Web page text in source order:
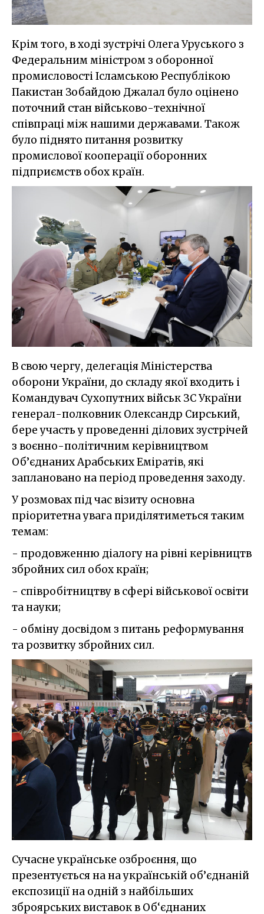
Крім того, в ході зустрічі Олега Уруського з
Федеральним міністром з оборонної
промисловості Ісламською Республікою
Пакистан Зобайдою Джалал було оцінено
поточний стан військово-технічної
співпраці між нашими державами. Також
було піднято питання розвитку
промислової кооперації оборонних
підприємств обох країн.
В свою чергу, делегація Міністерства
оборони України, до складу якої входить і
Командувач Сухопутних військ ЗС України
генерал-полковник Олександр Сирський,
бере участь у проведенні ділових зустрічей
з воєнно-політичним керівництвом
Об’єднаних Арабських Еміратів, які
заплановано на період проведення заходу.
У розмовах під час візиту основна
пріоритетна увага приділятиметься таким
темам:
- продовженню діалогу на рівні керівництв
збройних сил обох країн;
- співробітництву в сфері військової освіти
та науки;
- обміну досвідом з питань реформування
та розвитку збройних сил.
Сучасне українське озброєння, що
презентується на на українській об’єднаній
експозиції на одній з найбільших
зброярських виставок в Об‘єднаних